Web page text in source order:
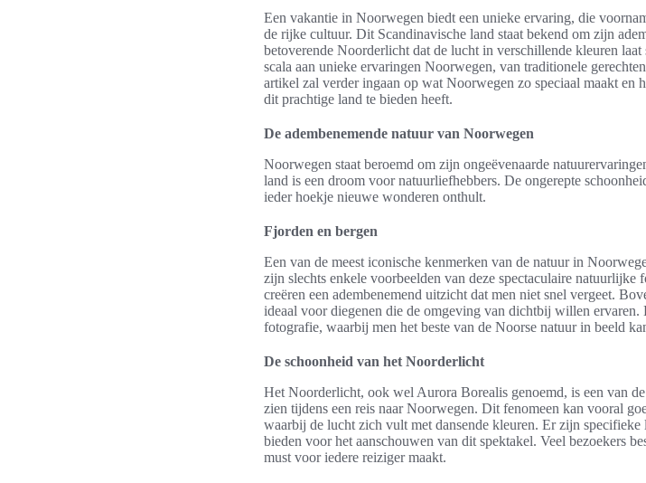
Een vakantie in Noorwegen biedt een unieke ervaring, die
de rijke cultuur. Dit Scandinavische land staat bekend om zijn
betoverende Noorderlicht dat de lucht in verschillende kleuren
scala aan unieke ervaringen Noorwegen, van traditionele
artikel zal verder ingaan op wat Noorwegen zo speciaal maakt en
dit prachtige land te bieden heeft.
De adembenemende natuur van Noorwegen
Noorwegen staat beroemd om zijn ongeëvenaarde
land is een droom voor natuurliefhebbers. De ongerepte
ieder hoekje nieuwe wonderen onthult.
Fjorden en bergen
Een van de meest iconische kenmerken van de natuur in
zijn slechts enkele voorbeelden van deze spectaculaire natuurlijke
creëren een adembenemend uitzicht dat men niet snel vergeet.
ideaal voor diegenen die de omgeving van dichtbij willen
fotografie, waarbij men het beste van de Noorse natuur in beeld
De schoonheid van het Noorderlicht
Het Noorderlicht, ook wel Aurora Borealis genoemd, is een van
zien tijdens een reis naar Noorwegen. Dit fenomeen kan vooral
waarbij de lucht zich vult met dansende kleuren. Er zijn specifieke
bieden voor het aanschouwen van dit spektakel. Veel bezoekers
must voor iedere reiziger maakt.